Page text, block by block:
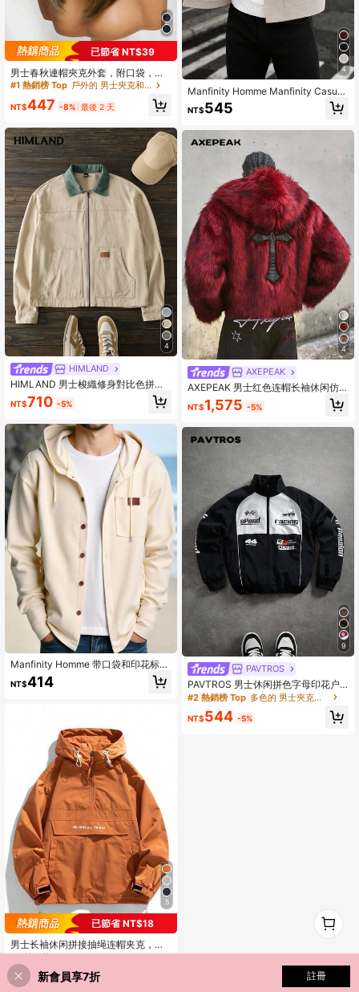
已節省 NT$39
男士春秋連帽夾克外套，附口袋，印
花輕量外衣
#1 熱銷榜 Top
戶外的 男士夾克和外套
回購率高的顧客
#1 熱銷榜 Top
戶外的 男士夾克和外套
回購率高的顧客
#1 熱銷榜 Top
戶外的 男士夾克和外套
回購率高的顧客
#1 熱銷榜 Top
回購率高的顧客
NT$447 -8% 最後 2 天
4
HIMLAND
HIMLAND 男士梭織修身對比色拼接
長袖休閒襯衫外套，適合秋冬、度
假、父親節禮物
NT$710 -5%
Manfinity Homme 带口袋和印花标志
的白色休闲男士连帽外套，奶油色男
士连帽衫，纽扣式连帽衫，米色男士
NT$414
5
已節省 NT$18
男士长袖休闲拼接抽绳连帽夹克，春
秋季外套
#2 熱銷榜 Top
品質優良 男士夾克和外套
回購率高的顧客
#2 熱銷榜 Top
品質優良 男士夾克和外套
回購率高的顧客
#2 熱銷榜 Top
品質優良 男士夾克和外套
回購率高的顧客
#2 熱銷榜 Top
回購率高的顧客
NT$ 768 -2%
4
Manfinity Homme Manfinity Casual
Cool 男士成熟休閒風灰色羊毛翻領鈕
扣開襟夾克，男裝夾克大衣，標準版
套，週年紀念送男友/丈夫的完美禮
物，男士短版夾克
NT$545
4
AXEPEAK
AXEPEAK 男士红色连帽长袖休闲仿
毛皮印花
NT$1,575 -5%
9
PAVTROS
PAVTROS 男士休闲拼色字母印花户
外风衣夹克，秋季
#2 熱銷榜 Top 多色的 男士夾克和外套
NT$544 -5%
新會員享7折 註冊